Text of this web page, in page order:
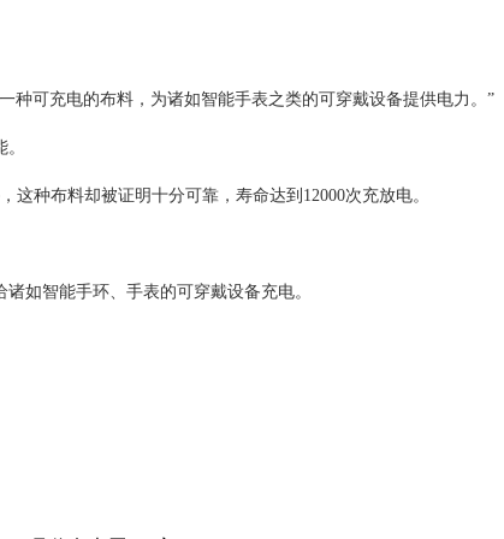
可充电的布料，为诸如智能手表之类的可穿戴设备提供电力。”
种布料却被证明十分可靠，寿命达到12000次充放电。
如智能手环、手表的可穿戴设备充电。